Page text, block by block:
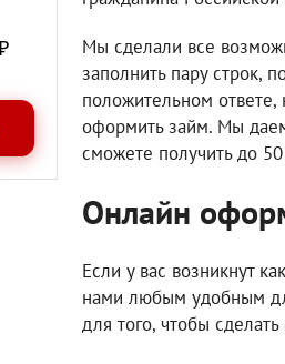
Мы сделали все
заполнить пару строк,
положительном
оформить займ. Мы
сможете получить до
Онлайн
Если у вас возникнут
нами любым удобным
для того, чтобы